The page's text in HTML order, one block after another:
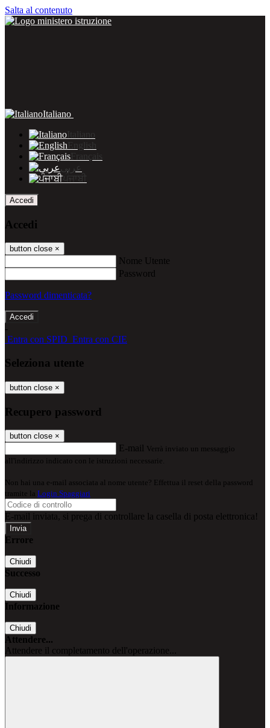
Salta al contenuto
Italiano
Italiano
English
Français
عربى
ਪੰਜਾਬੀ
Accedi
Accedi
button close ×
Nome Utente
Password
Password dimenticata?
-
Entra con SPID Entra con CIE
Seleziona utente
button close ×
Recupero password
button close ×
E-mail Verrà inviato un messaggio
all'indirizzo indicato con le istruzioni necessarie.
Non hai una e-mail associata al nome utente? Effettua il reset della password
tramite la Login Spaggiari
E-mail inviata, si prega di controllare la casella di posta elettronica!
Errore
Chiudi
Successo
Chiudi
Informazione
Chiudi
Attendere...
Attendere il completamento dell'operazione...